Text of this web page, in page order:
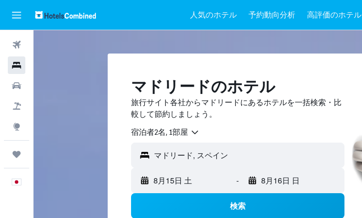
人気のホテル 予約動向分析 高評価のホテル
マドリードのホテル
旅行サイト各社からマドリードにあるホテルを一括検索・比
較して節約しましょう。
宿泊者2名, 1​部屋
マドリード, スペイン
8月15日 土 - 8月16日 日
検索